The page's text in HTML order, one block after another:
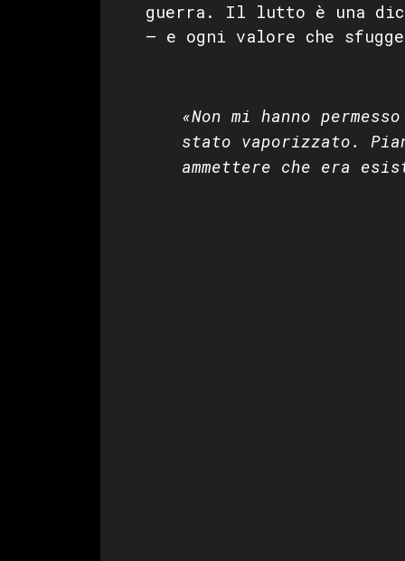
guerra. Il lutto è una
— e ogni valore che
«Non mi hanno
stato vaporizzato.
ammettere che era